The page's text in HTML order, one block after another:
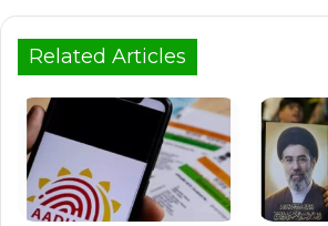
Related Articles